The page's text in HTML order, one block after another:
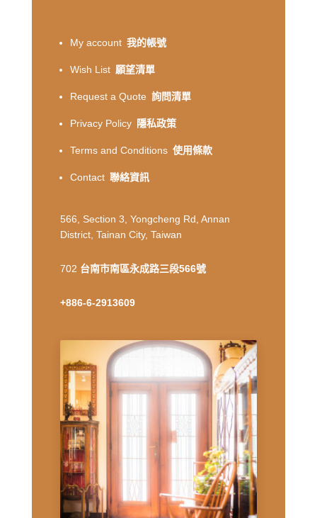
My account 我的帳號
Wish List 願望清單
Request a Quote 詢問清單
Privacy Policy 隱私政策
Terms and Conditions 使用條款
Contact 聯絡資訊
566, Section 3, Yongcheng Rd, Annan
District, Tainan City, Taiwan
702 台南市南區永成路三段566號
+886-6-2913609